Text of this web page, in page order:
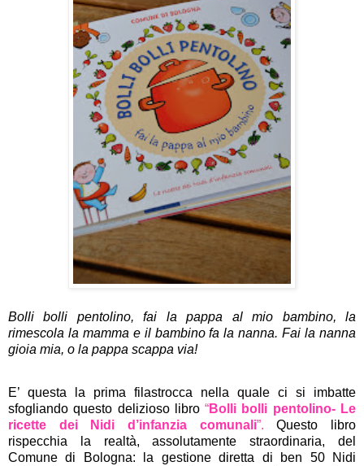
Bolli bolli pentolino, fai la pappa al mio bambino, la
rimescola la mamma e il bambino fa la nanna. Fai la nanna
gioia mia, o la pappa scappa via!
E’ questa la prima filastrocca nella quale ci si imbatte
sfogliando questo delizioso libro“Bolli bolli pentolino- Le
ricette dei Nidi d’infanzia comunali”. Questo libro
rispecchia la realtà, assolutamente straordinaria, del
Comune di Bologna: la gestione diretta di ben 50 Nidi